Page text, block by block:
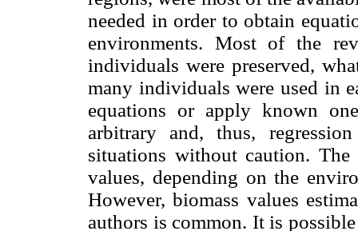
needed in order to obtain
environments. Most of the
individuals were preserved,
many individuals were used in
equations or apply known
arbitrary and, thus,
situations without caution.
values, depending on the
However, biomass values
authors is common. It is